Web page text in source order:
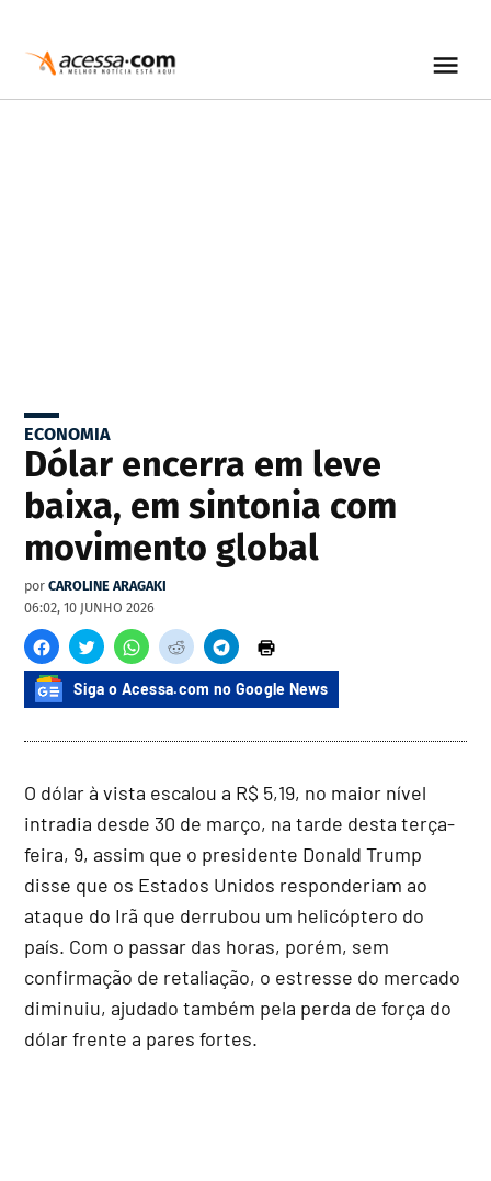
ECONOMIA
Dólar encerra em leve
baixa, em sintonia com
movimento global
por CAROLINE ARAGAKI
06:02, 10 JUNHO 2026
Siga o Acessa.com no Google News
O dólar à vista escalou a R$ 5,19, no maior nível
intradia desde 30 de março, na tarde desta terça-
feira, 9, assim que o presidente Donald Trump
disse que os Estados Unidos responderiam ao
ataque do Irã que derrubou um helicóptero do
país. Com o passar das horas, porém, sem
confirmação de retaliação, o estresse do mercado
diminuiu, ajudado também pela perda de força do
dólar frente a pares fortes.